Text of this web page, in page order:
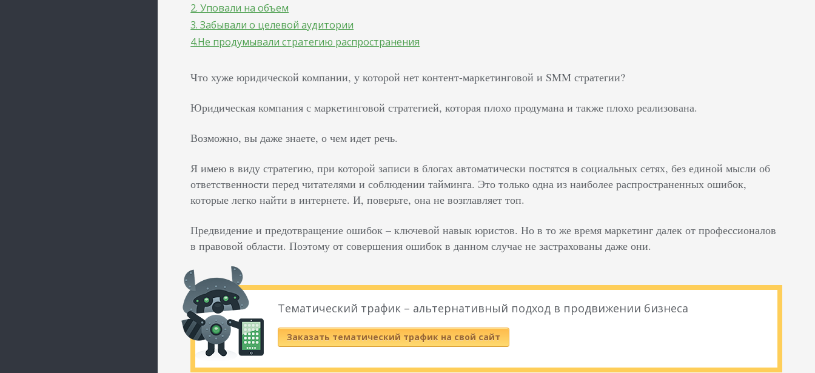
2. Уповали на объем
3. Забывали о целевой аудитории
4.Не продумывали стратегию распространения
Что хуже юридической компании, у которой нет контент-маркетинговой и SMM стратегии?
Юридическая компания с маркетинговой стратегией, которая плохо продумана и также плохо реализована.
Возможно, вы даже знаете, о чем идет речь.
Я имею в виду стратегию, при которой записи в блогах автоматически постятся в социальных сетях, без единой мысли об
ответственности перед читателями и соблюдении тайминга. Это только одна из наиболее распространенных ошибок,
которые легко найти в интернете. И, поверьте, она не возглавляет топ.
Предвидение и предотвращение ошибок – ключевой навык юристов. Но в то же время маркетинг далек от профессионалов
в правовой области. Поэтому от совершения ошибок в данном случае не застрахованы даже они.
Тематический трафик – альтернативный подход в продвижении бизнеса
Заказать тематический трафик на свой сайт